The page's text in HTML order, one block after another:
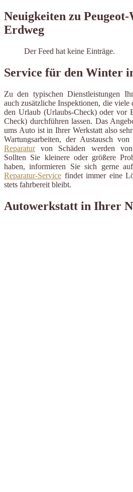
Neuigkeiten zu
Erdweg
Der Feed hat keine Einträge.
Service für den Winter
Zu den typischen Dienstleistungen
auch zusätzliche Inspektionen, die
den Urlaub (Urlaubs-Check) oder vor
Check) durchführen lassen. Das
ums Auto ist in Ihrer Werkstatt also
Wartungsarbeiten, der Austausch
Reparaturvon Schäden werden von
Sollten Sie kleinere oder größere
haben, informieren Sie sich gerne
Reparatur-Service findet immer eine
stets fahrbereit bleibt.
Autowerkstatt in Ihrer